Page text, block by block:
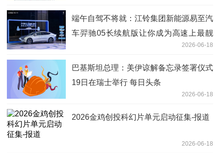
端午自驾不将就：江铃集团新能源易至汽
车羿驰05长续航版让你成为高速上最靓
2026-06-18
巴基斯坦总理：美伊谅解备忘录签署仪式
19日在瑞士举行 每日头条
2026-06-18
2026金鸡创投科幻片单元启动征集-报道
2026-06-18